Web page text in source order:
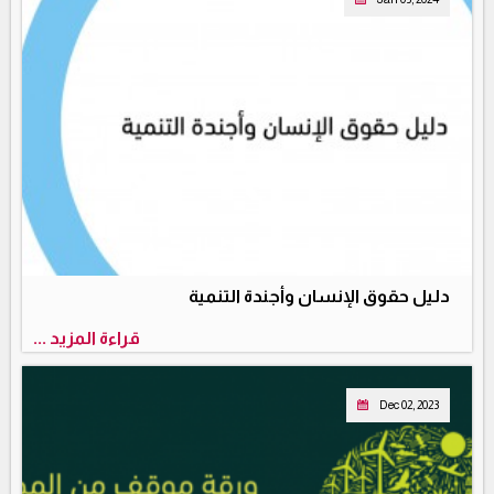
دليل حقوق الإنسان وأجندة التنمية
قراءة المزيد ...
Dec 02, 2023